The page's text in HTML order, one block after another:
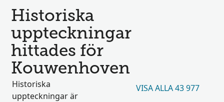
Historiska
uppteckningar
hittades för
Kouwenhoven
Historiska
uppteckningar är
VISA ALLA 43 977